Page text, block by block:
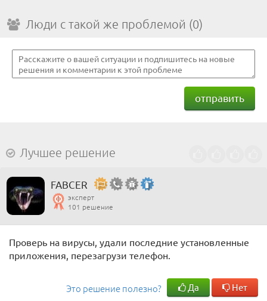
Люди с такой же проблемой (0)
отправить
Лучшее решение
FABCER
эксперт
101 решение
Проверь на вирусы, удали последние установленные
приложения, перезагрузи телефон.
Это решение полезно? Да Нет